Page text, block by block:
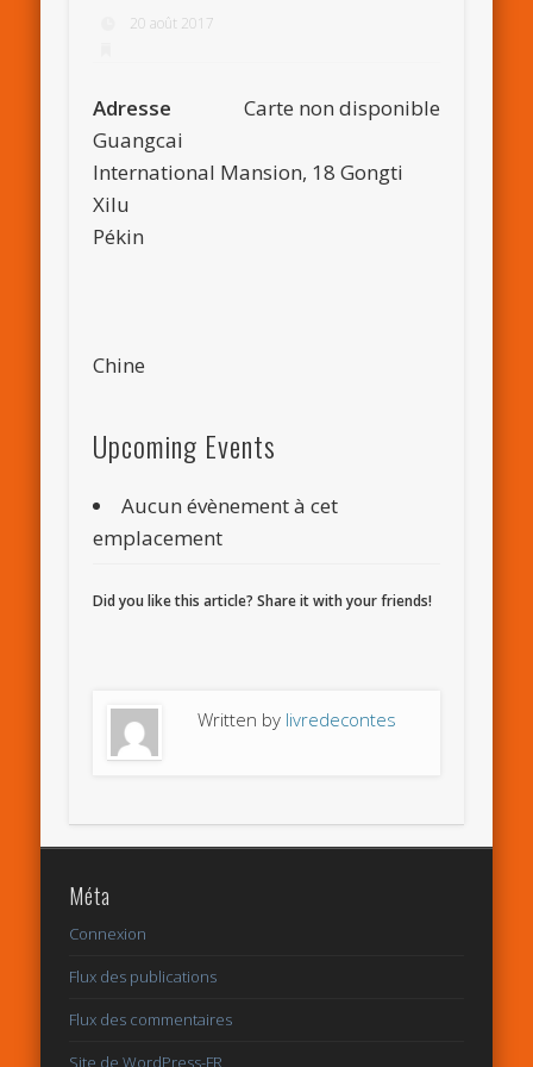
20 août 2017
Carte non disponible
Adresse
Guangcai
International Mansion, 18 Gongti
Xilu
Pékin
Chine
Upcoming Events
Aucun évènement à cet
emplacement
Did you like this article? Share it with your friends!
Written by livredecontes
Méta
Connexion
Flux des publications
Flux des commentaires
Site de WordPress-FR